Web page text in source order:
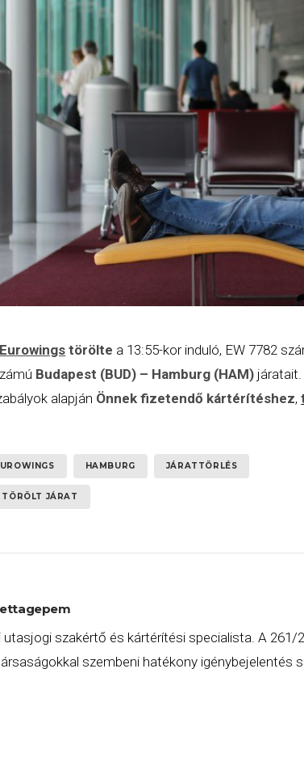
Eurowings törölte a 13:55-kor induló, EW 7782
Budapest (BUD) – Hamburg (HAM)
alapján Önnek fizetendő kártérítéshez,
HAMBURG JÁRATTÖRLÉS
TÖRÖLT JÁRAT
utasjogi szakértő és kártérítési specialista. A
szembeni hatékony igénybejelentés